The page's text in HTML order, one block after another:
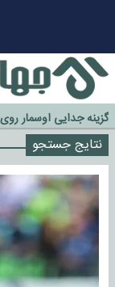
چرا طلا دوباره
گزینه جدایی اوسمار
آیا رئیس جمهور آمریکا
اخراج رسمی چهره
سازمان اطلاعات
خورد
نتایج جستجو